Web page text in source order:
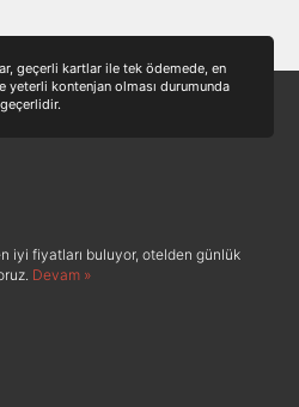
geçerli kartlar ile tek ödemede, en
yeterli kontenjan olması durumunda
geçerlidir.
iyi fiyatları buluyor, otelden günlük
Devam »